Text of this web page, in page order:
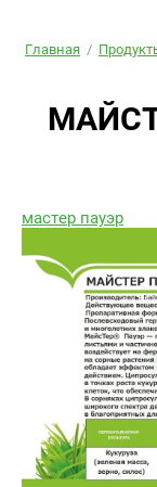
Главная /
мастер пауэр